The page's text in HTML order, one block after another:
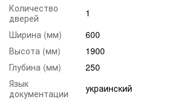
Количество
дверей
1
Ширина (мм)
600
Высота (мм)
1900
Глубина (мм)
250
Язык
документации
украинский